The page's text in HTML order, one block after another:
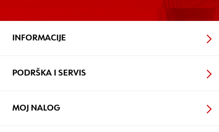
INFORMACIJE
PODRŠKA I SERVIS
MOJ NALOG